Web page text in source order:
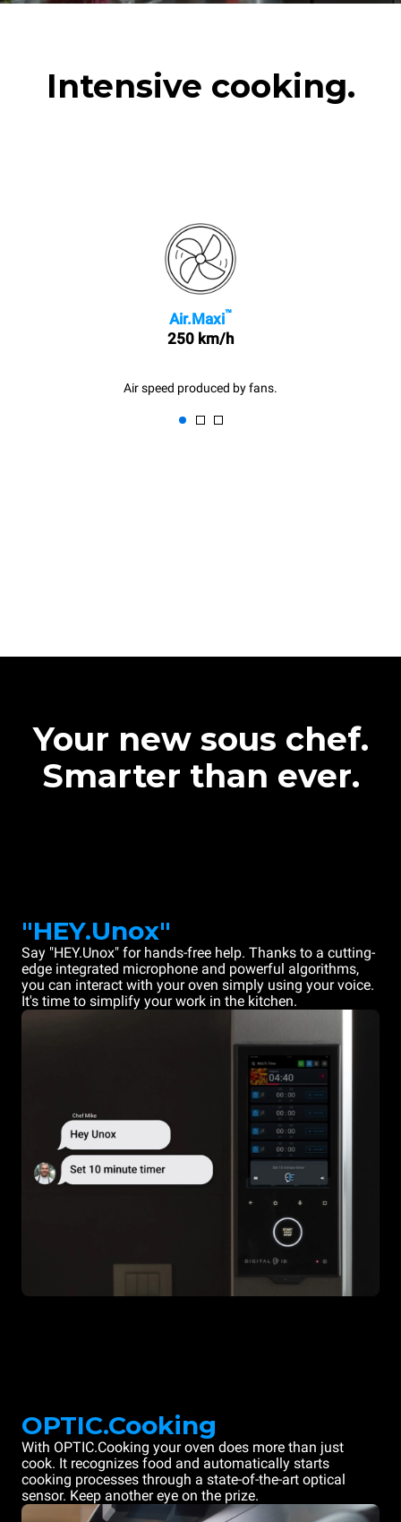
Intensive cooking.
Air.Maxi™
250 km/h
Air speed produced by fans.
Your new sous chef.
Smarter than ever.
"HEY.Unox"
Say "HEY.Unox" for hands-free help. Thanks to a cutting-
edge integrated microphone and powerful algorithms,
you can interact with your oven simply using your voice.
It's time to simplify your work in the kitchen.
OPTIC.Cooking
With OPTIC.Cooking your oven does more than just
cook. It recognizes food and automatically starts
cooking processes through a state-of-the-art optical
sensor. Keep another eye on the prize.